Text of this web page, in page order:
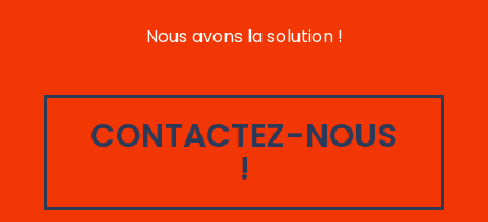
Nous avons la solution !
CONTACTEZ-NOUS
!